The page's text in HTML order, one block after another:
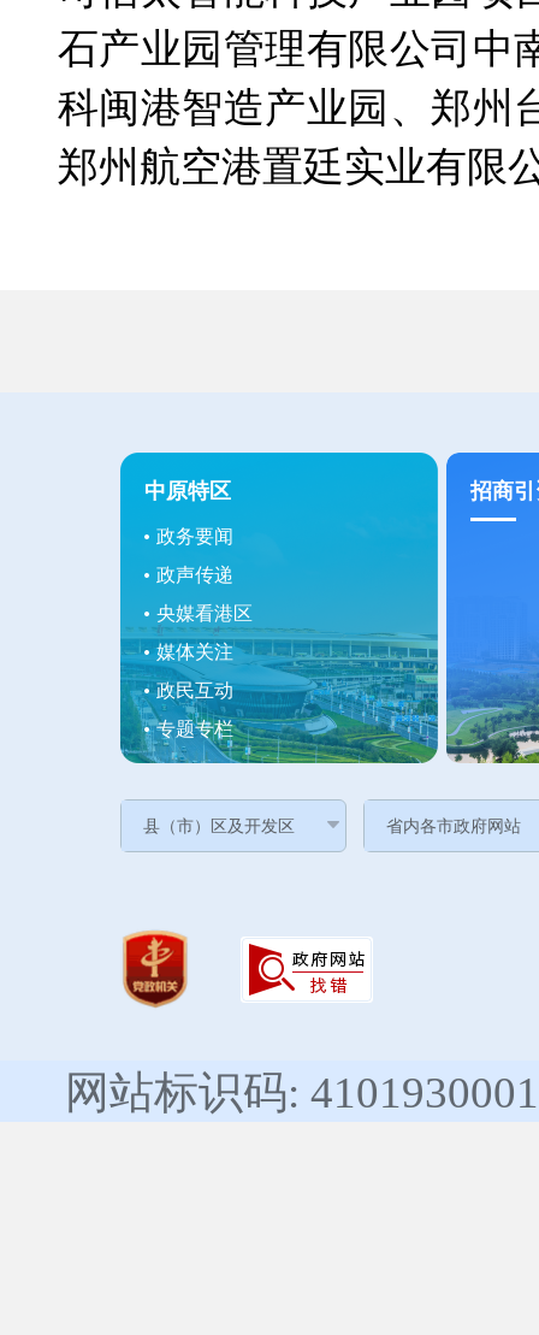
石产业园管理有限公司中
科闽港智造产业园、郑州
郑州航空港置廷实业有限
中原特区
政务要闻
政声传递
央媒看港区
媒体关注
政民互动
专题专栏
招商
网站标识码: 4101930001